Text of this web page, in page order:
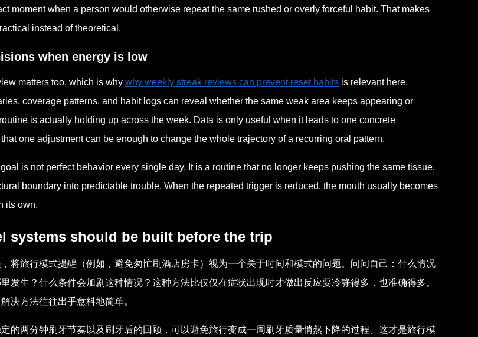
moment when a person would otherwise repeat the same rushed or overly forceful habit. That makes
instead of theoretical.
when energy is low
matters too, which is why why weekly streak reviews can prevent reset habits is relevant here.
coverage patterns, and habit logs can reveal whether the same weak area keeps appearing or
is actually holding up across the week. Data is only useful when it leads to one concrete
one adjustment can be enough to change the whole trajectory of a recurring oral pattern.
goal is not perfect behavior every single day. It is a routine that no longer keeps pushing the same tissue,
boundary into predictable trouble. When the repeated trigger is reduced, the mouth usually becomes
its own.
systems should be built before the trip
将旅行模式提醒（例如，避免匆忙刷酒店房卡）视为一个关于时间和模式的问题。问问自己：什么情况
发生？什么条件会加剧这种情况？这种方法比仅仅在症状出现时才做出反应要冷静得多，也准确得多。
决方法往往出乎意料地简单。
的两分钟刷牙节奏以及刷牙后的回顾，可以避免旅行变成一周刷牙质量悄然下降的过程。这才是旅行模